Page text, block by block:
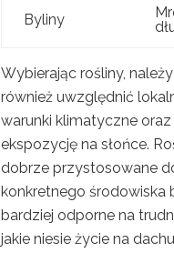
Byliny
Wybierając rośliny, należy
również uwzględnić
warunki klimatyczne oraz
ekspozycję na słońce.
dobrze przystosowane
konkretnego środowiska
bardziej odporne na
jakie niesie życie na